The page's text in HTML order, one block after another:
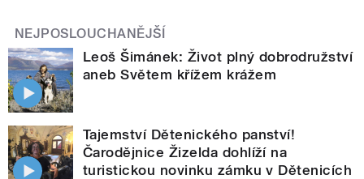
NEJPOSLOUCHANĚJŠÍ
Leoš Šimánek: Život plný dobrodružství
aneb Světem křížem krážem
Tajemství Dětenického panství!
Čarodějnice Žizelda dohlíží na
turistickou novinku zámku v Dětenicích